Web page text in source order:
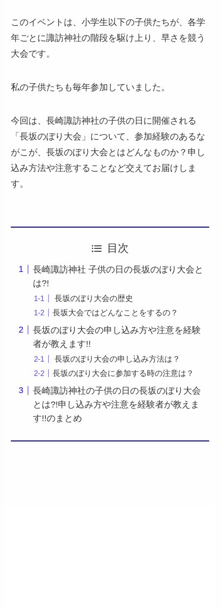
このイベントは、小学生以下の子供たちが、各学
年ごとに諏訪神社の階段を駆け上り、早さを競う
大会です。
私の子供たちも毎年参加していました。
今回は、長崎諏訪神社の子供の日に開催される
「長坂のぼり大会」について、参加経験のあるな
がこが、長坂のぼり大会とはどんなものか？申し
込み方法や注意することなど交えてお届けしま
す。
目次
長崎諏訪神社 子供の日の長坂のぼり大会と
は?!
長坂のぼり大会の歴史
長坂大会ではどんなことをするの？
長坂のぼり大会の申し込み方や注意を経験
者が教えます!!
長坂のぼり大会の申し込み方法は？
長坂のぼり大会に参加する時の注意は？
長崎諏訪神社の子供の日の長坂のぼり大会
とは?!申し込み方や注意を経験者が教えま
す!!のまとめ